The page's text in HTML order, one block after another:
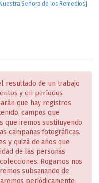
[Nuestra Señora de los Remedios]
resultado de un trabajo
y en períodos
que hay registros
campos que
que iremos sustituyendo
campañas fotográficas.
y quizá de años que
de las personas
Rogamos nos
subsanando de
periódicamente